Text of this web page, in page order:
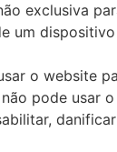
exclusiva
um
o website
pode usar